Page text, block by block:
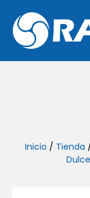
Inicio / Tienda